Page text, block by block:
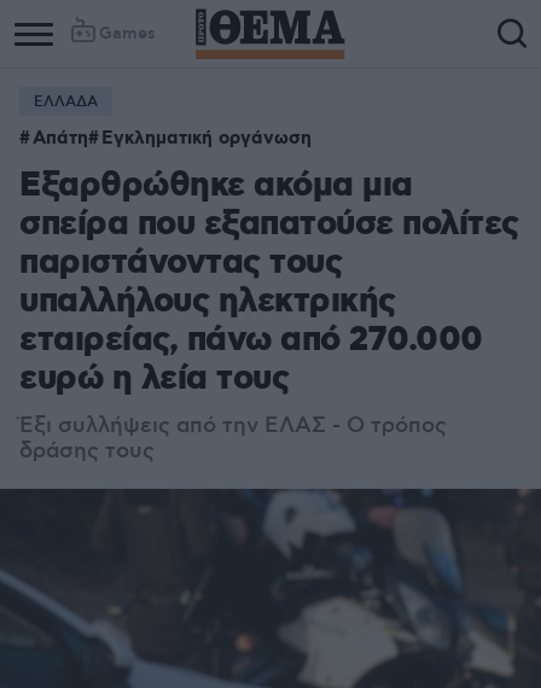
Games
ΕΛΛΑΔΑ
Απάτη Εγκληματική οργάνωση
Εξαρθρώθηκε ακόμα μια
σπείρα που εξαπατούσε πολίτες
παριστάνοντας τους
υπαλλήλους ηλεκτρικής
εταιρείας, πάνω από 270.000
ευρώ η λεία τους
Έξι συλλήψεις από την ΕΛΑΣ - Ο τρόπος
δράσης τους